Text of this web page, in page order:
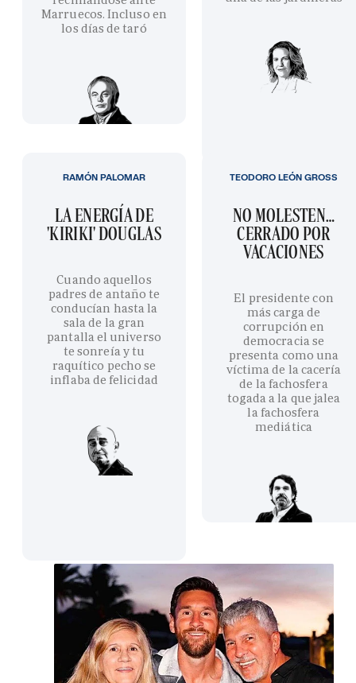
Marruecos. Incluso en
los días de taró
LA ENERGÍA DE
'KIRIKI' DOUGLAS
Cuando aquellos
padres de antaño te
conducían hasta la
sala de la gran
pantalla el universo
te sonreía y tu
raquítico pecho se
inflaba de felicidad
RAMÓN PALOMAR
NO MOLESTEN…
CERRADO POR
VACACIONES
El presidente con
más carga de
corrupción en
democracia se
presenta como una
víctima de la cacería
de la fachosfera
togada a la que jalea
la fachosfera
mediática
TEODORO LEÓN GROSS